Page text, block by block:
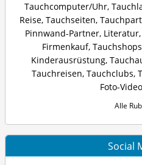
Tauchcomputer/Uhr,
Reise, Tauchseiten,
Pinnwand-Partner, Literatur,
Firmenkauf, Tauchshops
Kinderausrüstung,
Tauchreisen, Tauchclubs,
Foto-
Alle
Social